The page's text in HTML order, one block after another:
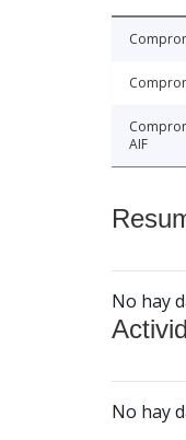
AIF
No hay
No hay